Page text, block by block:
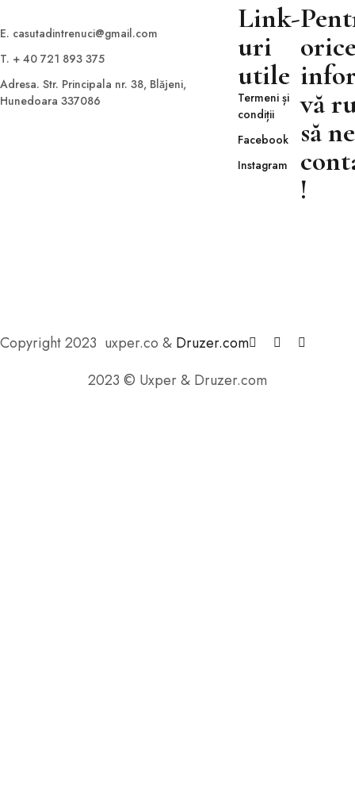
E. casutadintrenuci@gmail.com
T. + 40 721 893 375
Adresa. Str. Principala nr. 38, Blăjeni,
Hunedoara 337086
Link-
uri
utile
Termeni și
condiții
Facebook
Instagram
vă
să ne
!
Copyright 2023 uxper.co & Druzer.com
2023 © Uxper & Druzer.com